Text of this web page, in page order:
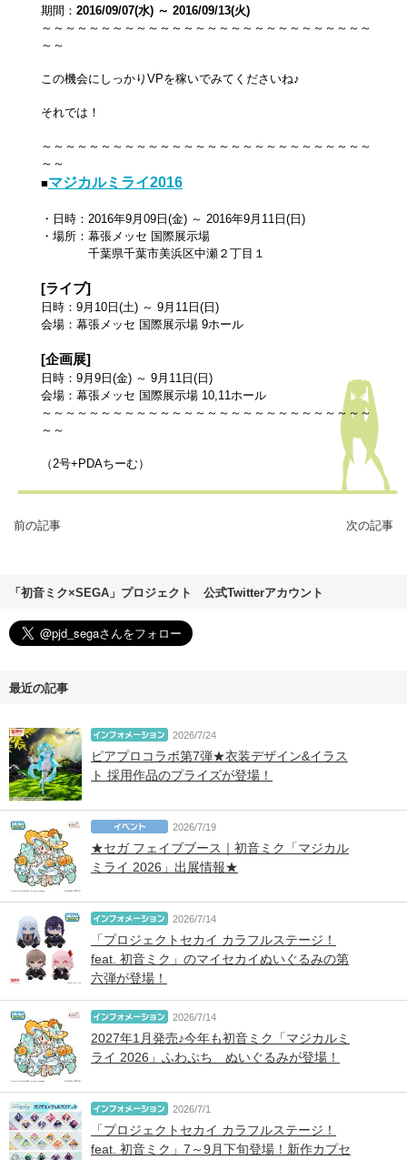
期間： 2016/09/07(水) ～ 2016/09/13(火)
～～～～～～～～～～～～～～～～～～～～～～～～～～～～
～～
この機会にしっかりVPを稼いでみてくださいね♪
それでは！
～～～～～～～～～～～～～～～～～～～～～～～～～～～～
～～
■マジカルミライ2016
・日時：2016年9月09日(金) ～ 2016年9月11日(日)
・場所：幕張メッセ 国際展示場
千葉県千葉市美浜区中瀬２丁目１
[ライブ]
日時：9月10日(土) ～ 9月11日(日)
会場：幕張メッセ 国際展示場 9ホール
[企画展]
日時：9月9日(金) ～ 9月11日(日)
会場：幕張メッセ 国際展示場 10,11ホール
～～～～～～～～～～～～～～～～～～～～～～～～～～～～
～～
（2号+PDAちーむ）
前の記事 次の記事
「初音ミク×SEGA」プロジェクト 公式Twitterアカウント
最近の記事
2026/7/24
ピアプロコラボ第7弾★衣装デザイン&イラス
ト 採用作品のプライズが登場！
2026/7/19
★セガ フェイブブース｜初音ミク「マジカル
ミライ 2026」出展情報★
2026/7/14
「プロジェクトセカイ カラフルステージ！
feat. 初音ミク」のマイセカイぬいぐるみの第
六弾が登場！
2026/7/14
2027年1月発売♪今年も初音ミク「マジカルミ
ライ 2026」ふわぷち ぬいぐるみが登場！
2026/7/1
「プロジェクトセカイ カラフルステージ！
feat. 初音ミク」7～9月下旬登場！新作カプセ